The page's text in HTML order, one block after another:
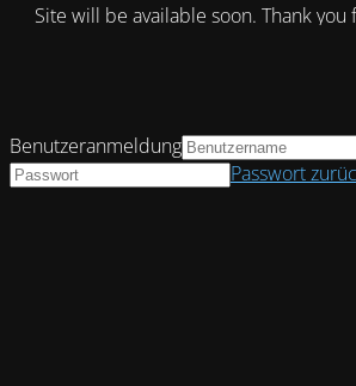
Site will be available soon. Thank
Benutzeranmeldung
Passwort